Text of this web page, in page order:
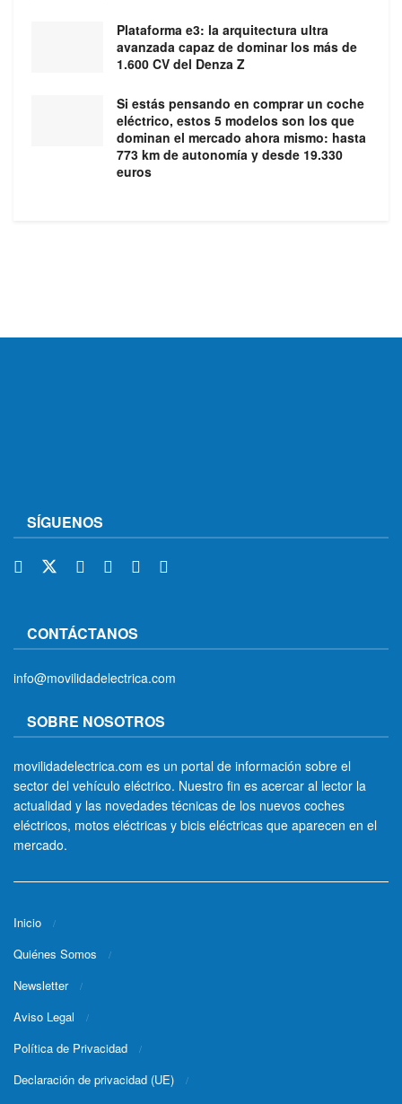
Plataforma e3: la arquitectura ultra
avanzada capaz de dominar los más de
1.600 CV del Denza Z
Si estás pensando en comprar un coche
eléctrico, estos 5 modelos son los que
dominan el mercado ahora mismo: hasta
773 km de autonomía y desde 19.330
euros
SÍGUENOS
CONTÁCTANOS
info@movilidadelectrica.com
SOBRE NOSOTROS
movilidadelectrica.com es un portal de información sobre el
sector del vehículo eléctrico. Nuestro fin es acercar al lector la
actualidad y las novedades técnicas de los nuevos coches
eléctricos, motos eléctricas y bicis eléctricas que aparecen en el
mercado.
Inicio
Quiénes Somos
Newsletter
Aviso Legal
Política de Privacidad
Declaración de privacidad (UE)